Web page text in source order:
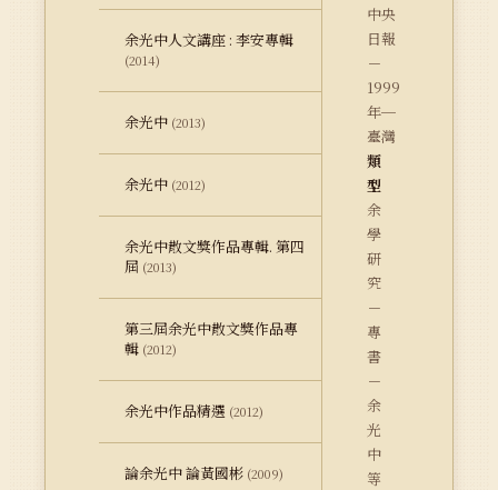
余光中人文講座 : 李安專輯
(2014)
余光中 (2013)
余光中 (2012)
余光中散文獎作品專輯. 第四
屆 (2013)
第三屆余光中散文獎作品專
輯 (2012)
余光中作品精選 (2012)
論余光中 論黃國彬 (2009)
中央
日報
－
1999
年─
臺灣
類
型
余
學
研
究
－
專
書
－
余
光
中
等